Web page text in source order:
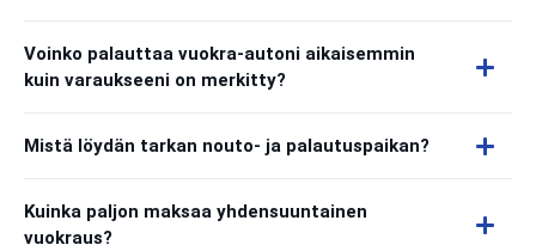
Voinko palauttaa vuokra-autoni aikaisemmin
kuin varaukseeni on merkitty?
Mistä löydän tarkan nouto- ja palautuspaikan?
Kuinka paljon maksaa yhdensuuntainen
vuokraus?